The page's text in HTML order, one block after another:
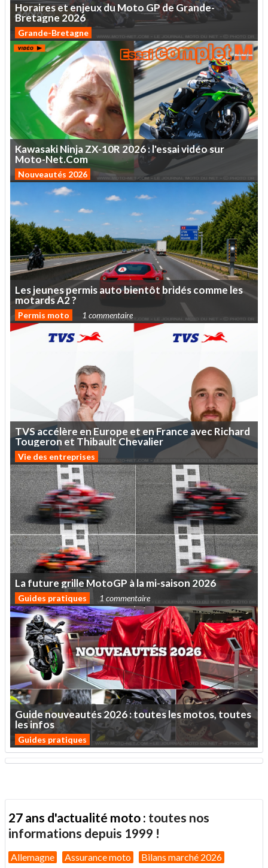
HorairesetenjeuxduMotoGPdeGrande-
Bretagne 2026
Grande-Bretagne
KawasakiNinjaZX-10R2026:l'essaividéosur
Moto-Net.Com
Nouveautés 2026
Lesjeunespermisautobientôt bridéscommeles
motardsA2?
Permis moto 1 commentaire
TVSaccélère enEurope et enFrance avecRichard
Tougeron et Thibault Chevalier
Vie des entreprises
Lafuturegrille MotoGP àlami-saison 2026
Guides pratiques 1 commentaire
Guidenouveautés2026:touteslesmotos,toutes
lesinfos
Guides pratiques
27 ans d'actualité moto : toutes nos
informations depuis 1999 !
Allemagne Assurance moto Bilans marché 2026